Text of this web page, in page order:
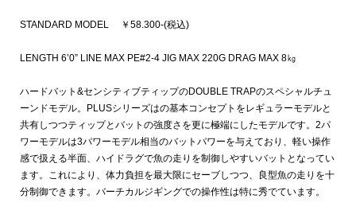
STANDARD MODEL ￥58.300-(税込)
LENGTH 6’0” LINE MAX PE#2-4 JIG MAX 220G DRAG MAX 8㎏
ハードバット&センシティブティップのDOUBLE TRAPのスペシャルチュ
ーンドモデル。PLUSシリーズはの基本コンセプトをレギュラーモデルと
共有しつつティップとバットの強度さを更に極端にしたモデルです。2パ
ワーモデルは3パワーモデル相当のバットパワーを与えており、軽い操作
感で扱える半面、ハイドラグで魚の走りを制御しやすいバットとなってい
ます。これにより、体力負担を最大限にセーブしつつ、良型魚の走りを十
分制御できます。バーチカルジギングでの操作性は特に秀でています。